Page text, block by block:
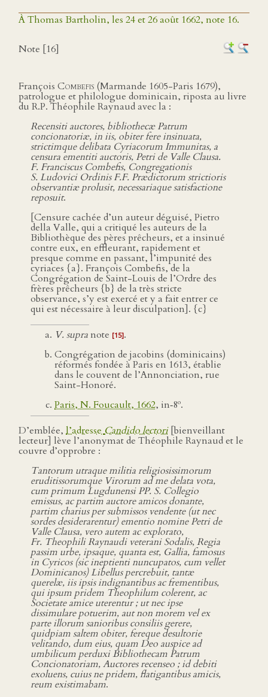
À Thomas Bartholin, les 24 et 26 août 1662, note 16.
Note [16]
François Combefis (Marmande 1605-Paris 1679),
patrologue et philologue dominicain, riposta au livre
du R.P. Théophile Raynaud avec la :
Recensiti auctores, bibliothecæ Patrum
concionatoriæ, in iis, obiter fere insinuata,
strictimque delibata Cyriacorum Immunitas, a
censura ementiti auctoris, Petri de Valle Clausa.
F. Franciscus Combefis, Congregationis
S. Ludovici Ordinis F.F. Prædictorum strictioris
observantiæ prolusit, necessariaque satisfactione
reposuit.
[Censure cachée d’un auteur déguisé, Pietro
della Valle, qui a critiqué les auteurs de la
Bibliothèque des pères prêcheurs, et a insinué
contre eux, en effleurant, rapidement et
presque comme en passant, l’impunité des
cyriaces {a}. François Combefis, de la
Congrégation de Saint-Louis de l’Ordre des
frères prêcheurs {b} de la très stricte
observance, s’y est exercé et y a fait entrer ce
qui est nécessaire à leur disculpation]. {c}
V. supra note [15].
Congrégation de jacobins (dominicains)
réformés fondée à Paris en 1613, établie
dans le couvent de l’Annonciation, rue
Saint-Honoré.
Paris, N. Foucault, 1662, in‑8o.
D’emblée, l’adresseCandido lectori[bienveillant
lecteur] lève l’anonymat de Théophile Raynaud et le
couvre d’opprobre :
Tantorum utraque militia religiosissimorum
eruditissorumque Virorum ad me delata vota,
cum primum Lugdunensi PP. S. Collegio
emissus, ac partim auctore amicos donante,
partim charius per submissos vendente (ut nec
sordes desiderarentur) ementio nomine Petri de
Valle Clausa, vero autem ac explorato,
Fr. Theophili Raynaudi veterani Sodalis, Regia
passim urbe, ipsaque, quanta est, Gallia, famosus
in Cyricos (sic ineptienti nuncupatos, cum vellet
Dominicanos) Libellus percrebuit, tantæ
querelæ, iis ipsis indignantibus ac frementibus,
qui ipsum pridem Theophilum colerent, ac
Societate amice uterentur ; ut nec ipse
dissimulare potuerim, aut non morem vel ex
parte illorum sanioribus consiliis gerere,
quidpiam saltem obiter, fereque desultorie
velitando, dum eius, quam Deo auspice ad
umbilicum perduxi Bibliothecam Patrum
Concionatoriam, Auctores recenseo ; id debiti
exoluens, cuius ne pridem, flatigantibus amicis,
reum existimabam.